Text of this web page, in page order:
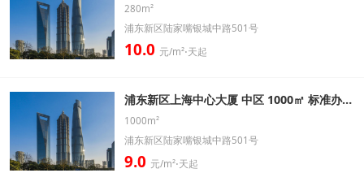
280m²
浦东新区陆家嘴银城中路501号
10.0 元/m²⋅天起
浦东新区上海中心大厦 中区 1000㎡ 标准办公室出租信息
1000m²
浦东新区陆家嘴银城中路501号
9.0 元/m²⋅天起